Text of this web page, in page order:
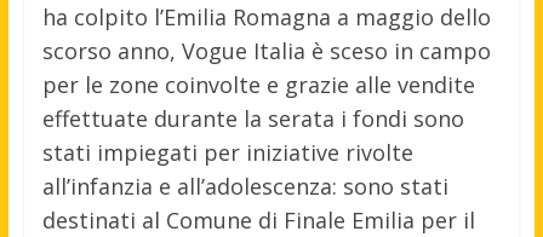
ha colpito l’Emilia Romagna a maggio dello
scorso anno, Vogue Italia è sceso in campo
per le zone coinvolte e grazie alle vendite
effettuate durante la serata i fondi sono
stati impiegati per iniziative rivolte
all’infanzia e all’adolescenza: sono stati
destinati al Comune di Finale Emilia per il